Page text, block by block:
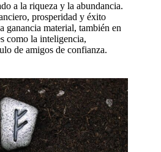
a la riqueza y la abundancia.
prosperidad y éxito
ganancia material, también en
como la inteligencia,
de amigos de confianza.